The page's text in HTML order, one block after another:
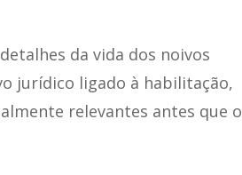
da vida dos noivos
jurídico ligado à habilitação,
relevantes antes que o